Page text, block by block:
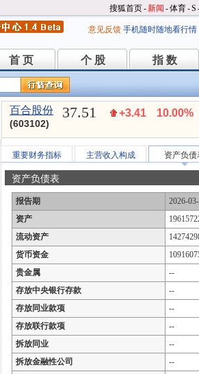
搜狐首页-新闻 -体育-S
意见反馈 手机随时随地看行情
首 页
首 页 个 股
个 股 指 数
指 数
百合股份
(603102)
37.51 +3.41 10.00%
重要财务指标 主营收入构成 资产负债
资产负债表
报告期
2026-
资产
流动资产
货币资金
贵金属
--
存放中央银行存款
--
存放同业款项
--
存放联行款项
--
拆放同业
--
拆放金融性公司
--